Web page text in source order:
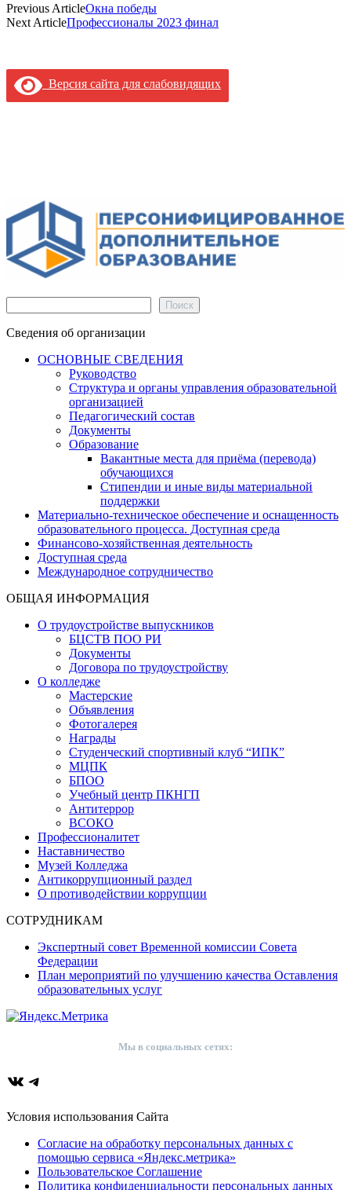
Previous ArticleОкна победы
Next ArticleПрофессионалы 2023 финал
Версия сайта для слабовидящих
Поиск
Сведения об организации
ОСНОВНЫЕ СВЕДЕНИЯ
Руководство
Структура и органы управления образовательной
организацией
Педагогический состав
Документы
Образование
Вакантные места для приёма (перевода)
обучающихся
Стипендии и иные виды материальной
поддержки
Материально-техническое обеспечение и оснащенность
образовательного процесса. Доступная среда
Финансово-хозяйственная деятельность
Доступная среда
Международное сотрудничество
ОБЩАЯ ИНФОРМАЦИЯ
О трудоустройстве выпускников
БЦСТВ ПОО РИ
Документы
Договора по трудоустройству
О колледже
Мастерские
Объявления
Фотогалерея
Награды
Студенческий спортивный клуб “ИПК”
МЦПК
БПОО
Учебный центр ПКНГП
Антитеррор
ВСОКО
Профессионалитет
Наставничество
Музей Колледжа
Антикоррупционный раздел
О противодействии коррупции
СОТРУДНИКАМ
Экспертный совет Временной комиссии Совета
Федерации
План мероприятий по улучшению качества Оставления
образовательных услуг
Мы в социальных сетях:
ВКонтакте
Telegram
Условия использования Сайта
Согласие на обработку персональных данных с
помощью сервиса «Яндекс.метрика»
Пользовательское Соглашение
Политика конфиденциальности персональных данных